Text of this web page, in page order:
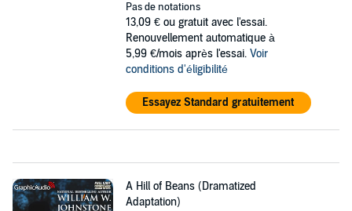
Pas de notations
13,09 € ou gratuit avec l'essai.
Renouvellement automatique à
5,99 €/mois après l'essai. Voir
conditions d'éligibilité
Essayez Standard gratuitement
A Hill of Beans (Dramatized
Adaptation)